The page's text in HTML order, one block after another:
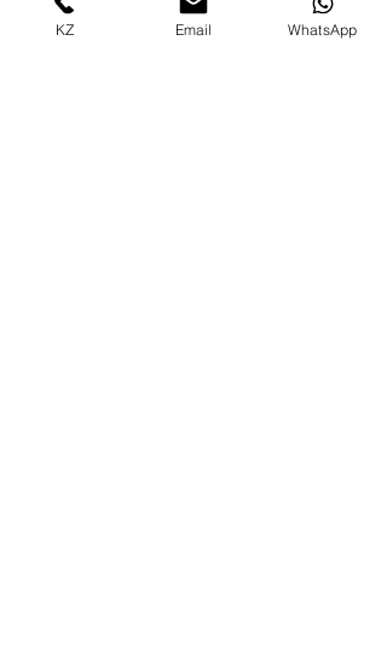
KZ Email WhatsApp